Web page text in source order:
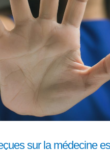
sur la médecine